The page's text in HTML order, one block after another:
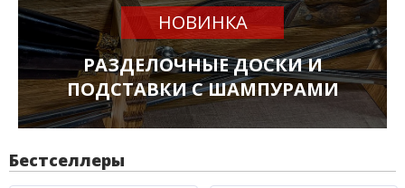
НОВИНКА
РАЗДЕЛОЧНЫЕ ДОСКИ И
ПОДСТАВКИ С ШАМПУРАМИ
Бестселлеры